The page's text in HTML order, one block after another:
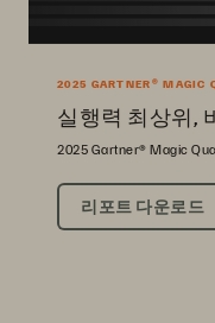
2025 GARTNER® MAGIC
실행력 최상위,
2025 Gartner® Magic
리포트 다운로드